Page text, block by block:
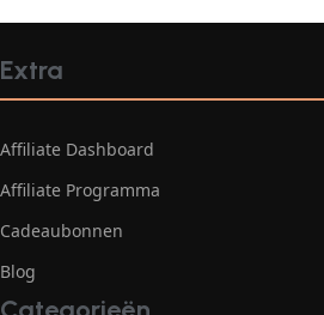
Extra
Affiliate Dashboard
Affiliate Programma
Cadeaubonnen
Blog